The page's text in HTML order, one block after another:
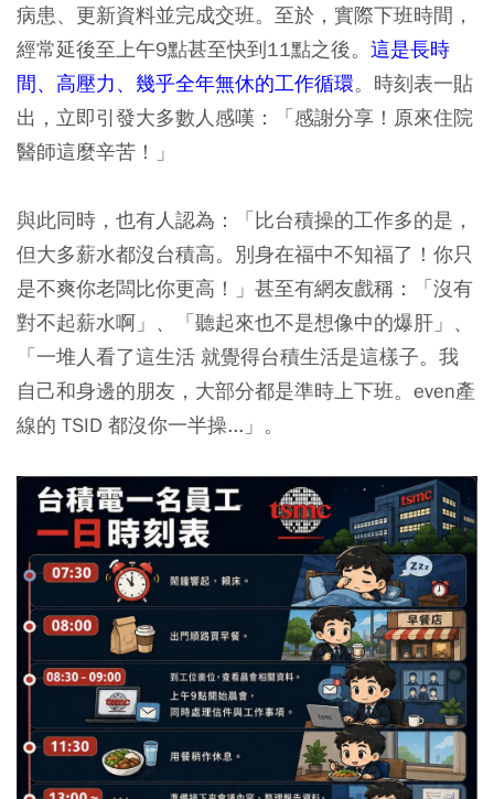
病患、更新資料並完成交班。至於，實際下班時間，
經常延後至上午9點甚至快到11點之後。 這是長時
間、高壓力、幾乎全年無休的工作循環。時刻表一貼
出，立即引發大多數人感嘆：「感謝分享！原來住院
醫師這麼辛苦！」
與此同時，也有人認為：「比台積操的工作多的是，
但大多薪水都沒台積高。別身在福中不知福了！你只
是不爽你老闆比你更高！」甚至有網友戲稱：「沒有
對不起薪水啊」、「聽起來也不是想像中的爆肝」、
「一堆人看了這生活 就覺得台積生活是這樣子。我
自己和身邊的朋友，大部分都是準時上下班。even產
線的 TSID 都沒你一半操...」。